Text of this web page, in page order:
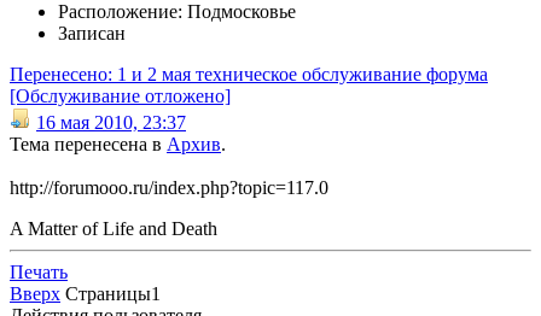
Расположение: Подмосковье
Записан
Перенесено: 1 и 2 мая техническое обслуживание форума
[Обслуживание отложено]
16 мая 2010, 23:37
Тема перенесена в Архив.
http://forumooo.ru/index.php?topic=117.0
A Matter of Life and Death
Печать
Вверх Страницы1